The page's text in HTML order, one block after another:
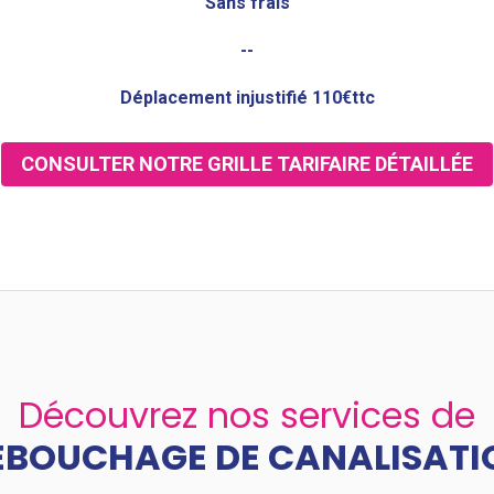
--
Déplacement injustifié 110€ttc
CONSULTER NOTRE GRILLE TARIFAIRE DÉTAILLÉE
Découvrez nos services de
DE